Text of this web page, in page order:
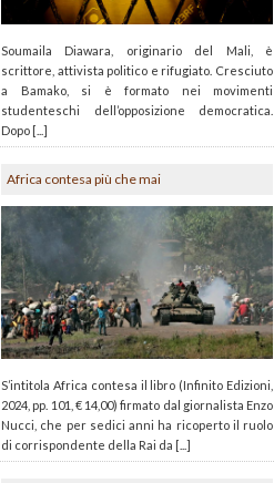
Soumaila Diawara, originario del Mali, è
scrittore, attivista politico e rifugiato. Cresciuto
a Bamako, si è formato nei movimenti
studenteschi dell’opposizione democratica.
Dopo [...]
Africa contesa più che mai
S’intitola Africa contesa il libro (Infinito Edizioni,
2024, pp. 101, € 14,00) firmato dal giornalista Enzo
Nucci, che per sedici anni ha ricoperto il ruolo
di corrispondente della Rai da [...]